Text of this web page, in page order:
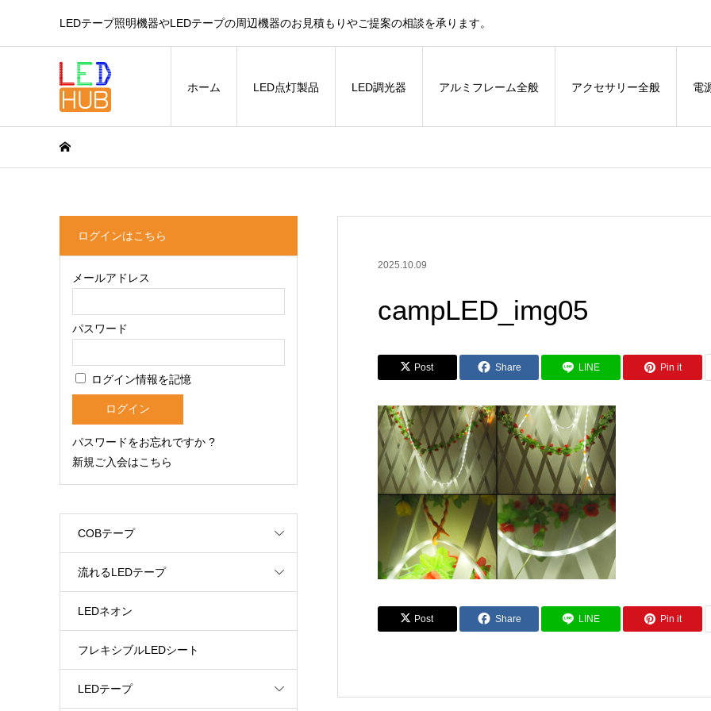
LEDテープ照明機器やLEDテープの周辺機器のお見積もりやご提案の相談を承ります。
ホーム LED点灯製品 LED調光器 アルミフレーム全般 アクセサリー全般 電
2025.10.09
campLED_img05
Post Share LINE Pin it
Post Share LINE Pin it
ログインはこちら
メールアドレス
パスワード
ログイン情報を記憶
パスワードをお忘れですか ?
新規ご入会はこちら
COBテープ
流れるLEDテープ
LEDネオン
フレキシブルLEDシート
LEDテープ